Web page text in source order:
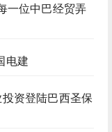
一位中巴经贸弄
电建
资登陆巴西圣保